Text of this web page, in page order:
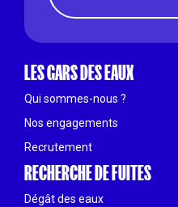
LES GARS DES EAUX
Qui sommes-nous ?
Nos engagements
Recrutement
RECHERCHE DE FUITES
Dégât des eaux